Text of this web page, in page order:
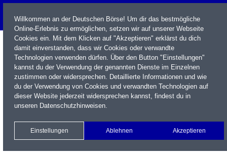
Name / WKN / ISIN / Kürzel
Newsletter Kontakt
Xetra Realtime
Watchlist Portfolio Login
Willkommen an der Deutschen Börse! Um dir das bestmögliche
Online-Erlebnis zu ermöglichen, setzen wir auf unserer Webseite
Cookies ein. Mit dem Klicken auf "Akzeptieren" erklärst du dich
damit einverstanden, dass wir Cookies oder verwandte
Technologien verwenden dürfen. Über den Button "Einstellungen"
kannst du der Verwendung der genannten Dienste im Einzelnen
zustimmen oder widersprechen. Detaillierte Informationen und wie
du der Verwendung von Cookies und verwandten Technologien auf
dieser Website jederzeit widersprechen kannst, findest du in
unseren Datenschutzhinweisen.
Einstellungen Ablehnen Akzeptieren